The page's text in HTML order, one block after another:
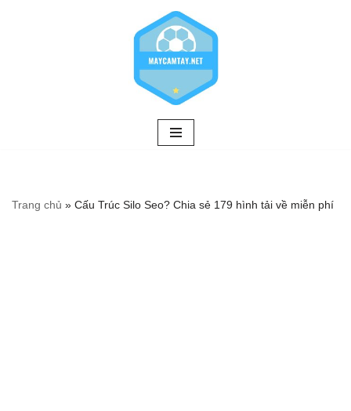
Trang chủ » Cấu Trúc Silo Seo? Chia sẻ 179 hình tải về miễn phí